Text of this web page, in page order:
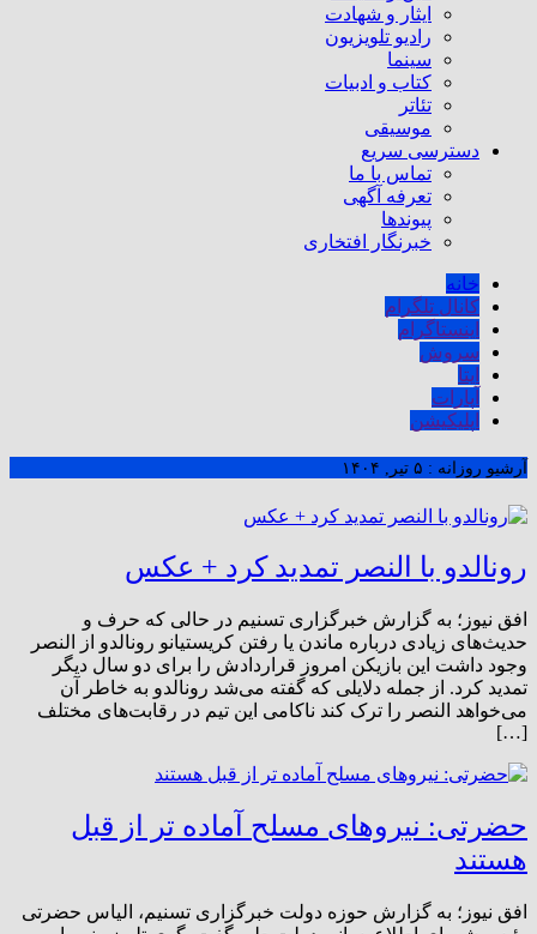
ایثار و شهادت
رادیو تلویزیون
سینما
کتاب و ادبیات
تئاتر
موسیقی
دسترسی سریع
تماس با ما
تعرفه آگهی
پیوندها
خبرنگار افتخاری
خانه
کانال تلگرام
اینستاگرام
سروش
ایتا
آپارات
اپلیکیشن
آرشیو روزانه : ۵ تیر, ۱۴۰۴
رونالدو با النصر تمدید کرد + عکس
افق نیوز؛ به گزارش خبرگزاری تسنیم در حالی که حرف و
حدیث‌های زیادی درباره ماندن یا رفتن کریستیانو رونالدو از النصر
وجود داشت این بازیکن امروز قراردادش را برای دو سال دیگر
تمدید کرد. از جمله دلایلی که گفته می‌شد رونالدو به خاطر آن
می‌خواهد النصر را ترک کند ناکامی این تیم در رقابت‌های مختلف
[…]
حضرتی: نیروهای مسلح آماده تر از قبل
هستند
افق نیوز؛ به گزارش حوزه دولت خبرگزاری تسنیم، الیاس حضرتی